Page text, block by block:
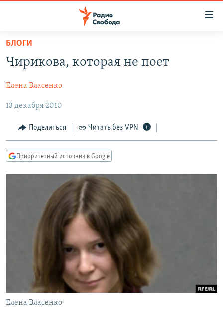
упрощенного
доступа
содержанию
Вернутся
главной
навигации
Вернутся
ПОДКАСТЫ
АВТОРСКИЕ ПРОЕКТЫ
ЦИТАТЫ СВОБОДЫ
МНЕНИЯ
КУЛЬТУРА
IDEL.РЕАЛИИ
КАВКАЗ.РЕАЛИИ
СЕВЕР.РЕАЛИИ
СИБИРЬ.РЕАЛИИ
РАСПИСАНИЕ ВЕЩАНИЯ
ПОДПИШИТЕСЬ НА РАССЫЛКУ
СОЦИАЛЬНЫЕ СЕТИ
БЛОГИ
Чирикова, которая не поет
Елена Власенко
13 декабря 2010
Поделиться Читать без VPN
Приоритетный источник в Google
Елена Власенко